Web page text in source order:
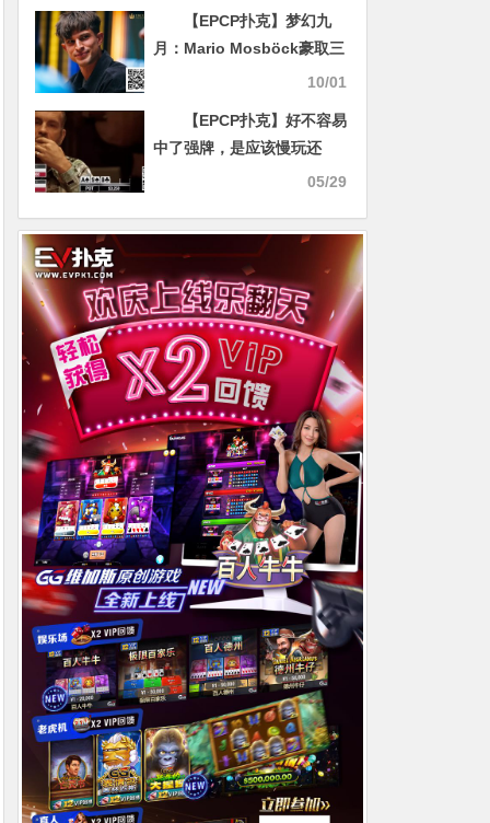
【EPCP扑克】梦幻九
月：Mario Mosböck豪取三
百万美元，签约顶级扑克巡
10/01
【EPCP扑克】好不容易
中了强牌，是应该慢玩还
05/29